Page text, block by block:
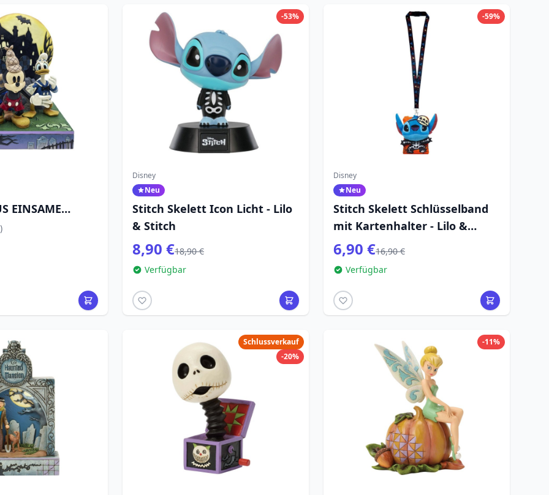
EINSAME
TRADITIONS
-53%
Disney
Neu
Stitch Skelett Icon Licht - Lilo
& Stitch
8,90 €18,90 €
Verfügbar
-59%
Disney
Neu
Stitch Skelett Schlüsselband
mit Kartenhalter - Lilo &
Stitch
6,90 €16,90 €
Verfügbar
Schlussverkauf
-20%
-11%